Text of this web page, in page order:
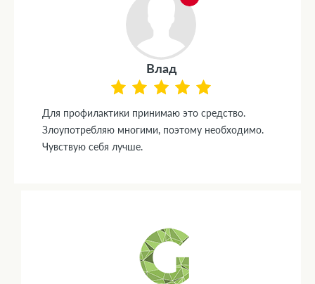
Влад
Для профилактики принимаю это средство.
Злоупотребляю многими, поэтому необходимо.
Чувствую себя лучше.